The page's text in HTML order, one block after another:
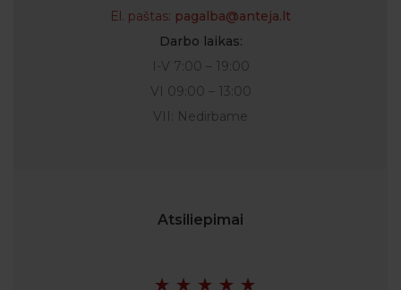
El. paštas: pagalba@anteja.lt
Darbo laikas:
I-V 7:00 – 19:00
VI 09:00 – 13:00
VII: Nedirbame
Atsiliepimai